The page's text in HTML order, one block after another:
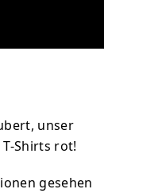
unser
Shirts rot!
gesehen